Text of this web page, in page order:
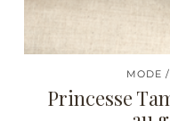
MODE
Princesse